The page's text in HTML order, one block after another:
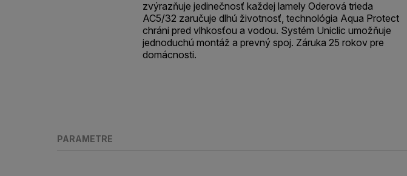
zvýrazňuje jedinečnosť každej lamely Oderová trieda
AC5/32 zaručuje dlhú životnosť, technológia Aqua Protect
chráni pred vlhkosťou a vodou. Systém Uniclic umožňuje
jednoduchú montáž a prevný spoj. Záruka 25 rokov pre
domácnosti.
PARAMETRE